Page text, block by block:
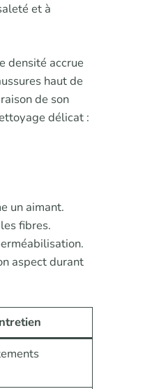
et à
densité accrue
haut de
de son
délicat :
un aimant.
fibres.
aspect durant